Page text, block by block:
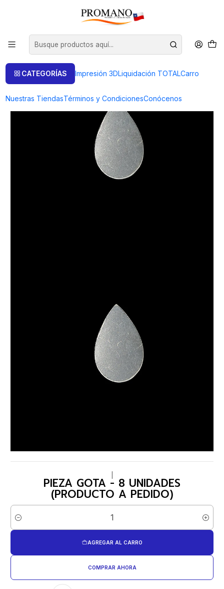
CATEGORÍAS Impresión 3DLiquidación TOTALCarro
Nuestras TiendasTérminos y CondicionesConócenos
Semielaborados Plata Piezas Cortadas
PIEZA GOTA - 8 UNIDADES (PRODUCTO A PEDIDO)
PIEZA GOTA - 8 UNIDADES
(PRODUCTO A PEDIDO)
Cantidad
AGREGAR AL CARRO
COMPRAR AHORA